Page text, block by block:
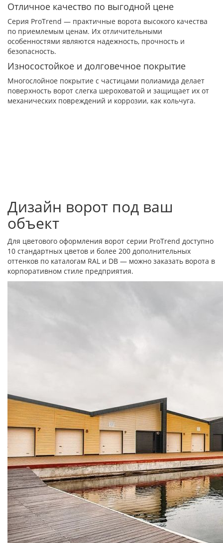
Отличное качество по выгодной цене
Серия ProTrend — практичные ворота высокого качества
по приемлемым ценам. Их отличительными
особенностями являются надежность, прочность и
безопасность.
Износостойкое и долговечное покрытие
Многослойное покрытие с частицами полиамида делает
поверхность ворот слегка шероховатой и защищает их от
механических повреждений и коррозии, как кольчуга.
Дизайн ворот под ваш
объект
Для цветового оформления ворот серии ProTrend доступно
10 стандартных цветов и более 200 дополнительных
оттенков по каталогам RAL и DB — можно заказать ворота в
корпоративном стиле предприятия.